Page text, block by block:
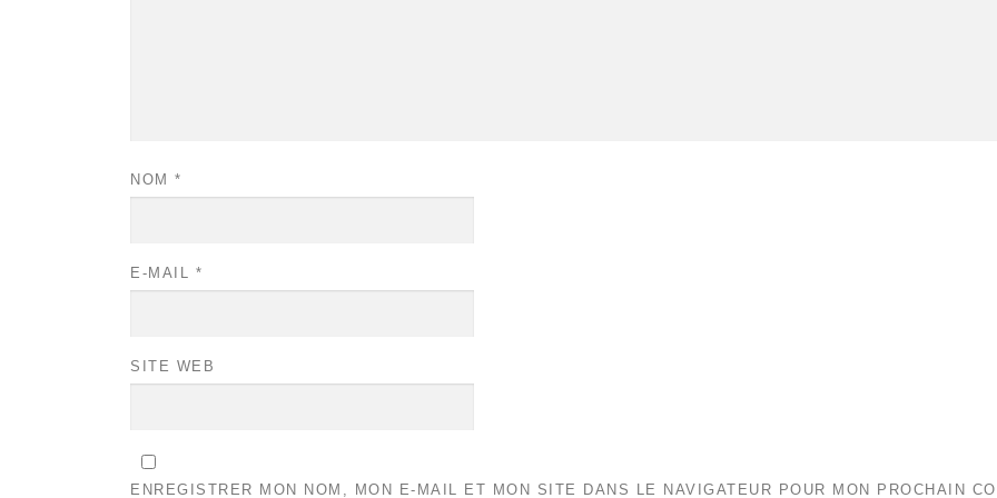
NOM *
E-MAIL *
SITE WEB
ENREGISTRER MON NOM, MON E-MAIL ET MON SITE DANS LE NAVIGATEUR POUR MON PROCHAIN